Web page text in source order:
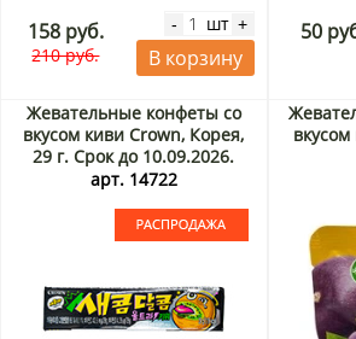
158 руб.
210 руб.
- шт +
В корзину
50
Жевательные конфеты со
вкусом киви Crown, Корея,
29 г. Срок до 10.09.2026.
Распродажа
арт. 14722